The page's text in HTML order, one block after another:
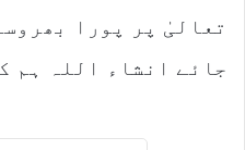
تعالیٰ پر پورا
جائے انشاء اللہ ہم